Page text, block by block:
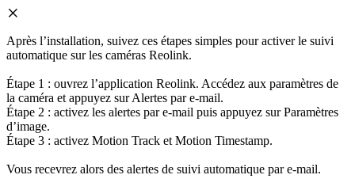
Après l’installation, suivez ces étapes simples pour activer le suivi
automatique sur les caméras Reolink.
Étape 1 : ouvrez l’application Reolink. Accédez aux paramètres de
la caméra et appuyez sur Alertes par e-mail.
Étape 2 : activez les alertes par e-mail puis appuyez sur Paramètres
d’image.
Étape 3 : activez Motion Track et Motion Timestamp.
Vous recevrez alors des alertes de suivi automatique par e-mail.